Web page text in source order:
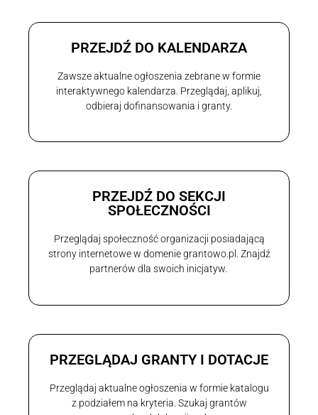
PRZEJDŹ DO KALENDARZA
Zawsze aktualne ogłoszenia zebrane w formie
interaktywnego kalendarza. Przeglądaj, aplikuj,
odbieraj dofinansowania i granty.
PRZEJDŹ DO SEKCJI
SPOŁECZNOŚCI
Przeglądaj społeczność organizacji posiadającą
strony internetowe w domenie grantowo.pl. Znajdź
partnerów dla swoich inicjatyw.
PRZEGLĄDAJ GRANTY I DOTACJE
Przeglądaj aktualne ogłoszenia w formie katalogu
z podziałem na kryteria. Szukaj grantów